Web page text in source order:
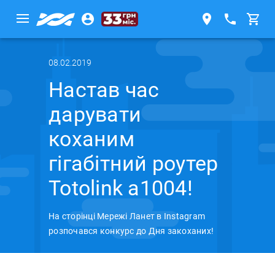
08.02.2019
Настав час
дарувати
коханим
гігабітний роутер
Totolink a1004!
На сторінці Мережі Ланет в Instagram
розпочався конкурс до Дня закоханих!